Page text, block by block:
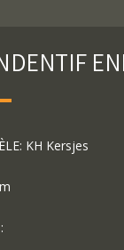
KH Kersjes